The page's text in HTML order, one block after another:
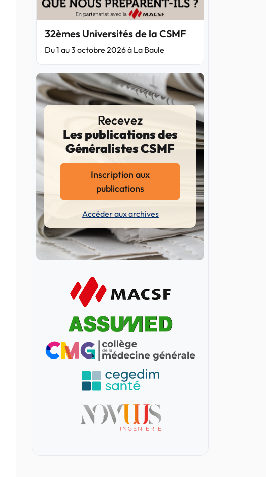
32èmes Universités de la CSMF
Du 1 au 3 octobre 2026 à La Baule
Recevez
Les publications des
Généralistes CSMF
Inscription aux
publications
Accéder aux archives